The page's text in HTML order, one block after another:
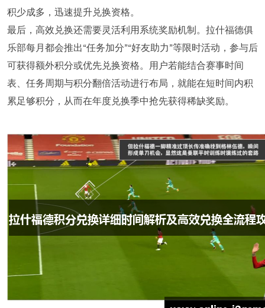
积少成多，迅速提升兑换资格。
最后，高效兑换还需要灵活利用系统奖励机制。拉什福德俱
乐部每月都会推出“任务加分”“好友助力”等限时活动，参与后
可获得额外积分或优先兑换资格。用户若能结合赛事时间
表、任务周期与积分翻倍活动进行布局，就能在短时间内积
累足够积分，从而在年度兑换季中抢先获得稀缺奖励。